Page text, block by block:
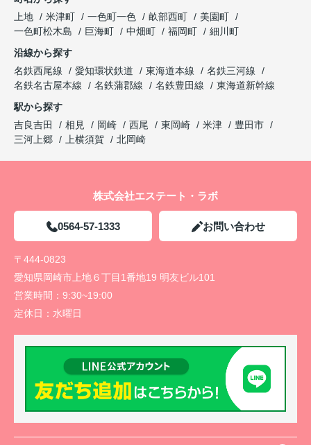
上地
米津町 一色町一色 畝部西町
美園町
一色町松木島
巨海町 中畑町 福岡町
細川町
沿線から探す
名鉄西尾線
愛知環状鉄道 東海道本線
名鉄三河線
名鉄名古屋本線
名鉄蒲郡線 名鉄豊田線
東海道新幹線
駅から探す
吉良吉田
相見 岡崎 西尾 東岡崎 米津
豊田市
三河上郷
上横須賀 北岡崎
株式会社エステート・ラボ
0564-57-1333 お問い合わせ
〒444-0823
愛知県岡崎市上地６丁目1番地19 明友ビル101
営業時間： 9:30~19:00
定休日： 水曜日